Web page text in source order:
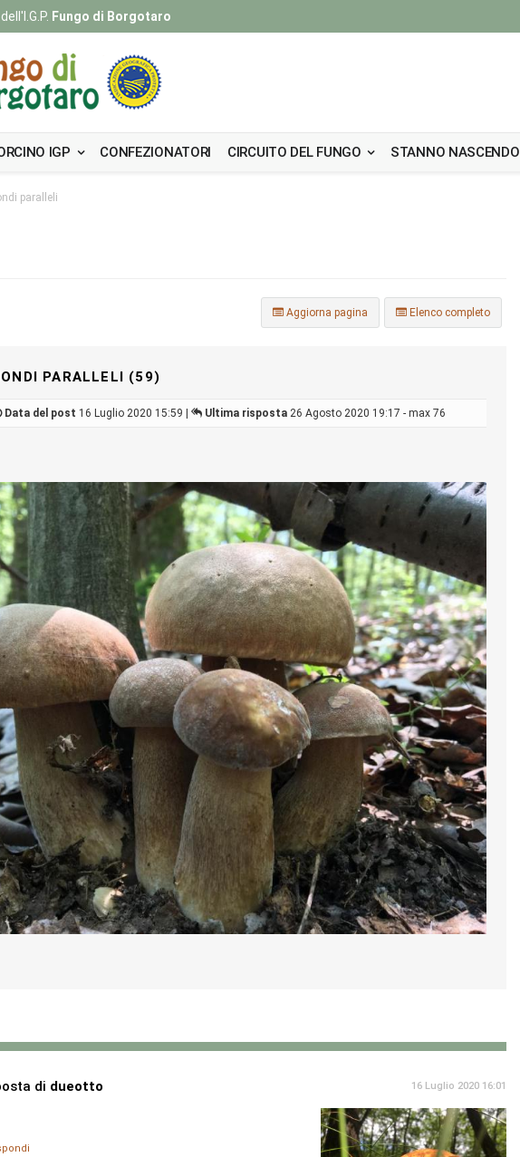
Fungo di Borgotaro
IGP CONFEZIONATORI CIRCUITO DEL FUNGO STANNO NASCENDO
paralleli
Elenco completo
Aggiorna pagina
PARALLELI (59)
Data del post 16 Luglio 2020 15:59 | Ultima risposta 26 Agosto 2020 19:17 - max 76
di dueotto 16 Luglio 2020 16:01